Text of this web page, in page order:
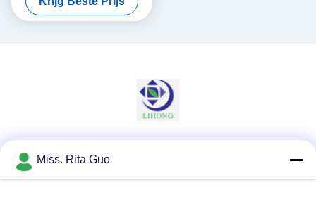
Miss. Rita Guo